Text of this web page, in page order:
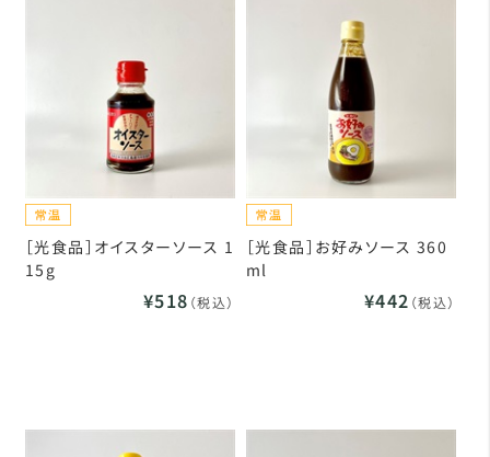
［光食品］オイスターソース 1
15g
¥518 （税込）
［光食品］お好みソース 360
ml
¥442 （税込）